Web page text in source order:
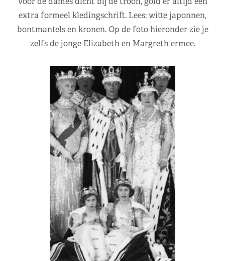
extra formeel kledingschrift. Lees: witte japonnen,
bontmantels en kronen. Op de foto hieronder zie je
zelfs de jonge Elizabeth en Margreth ermee.